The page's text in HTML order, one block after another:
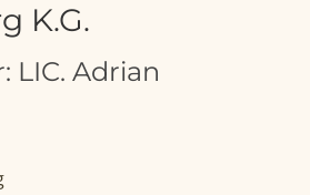
K.G.
LIC. Adrian